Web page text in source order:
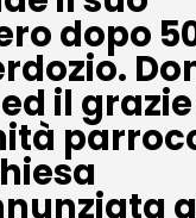
dopo
il
a